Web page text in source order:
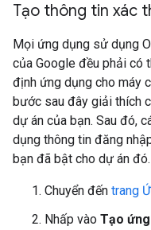
Tạo thông tin xác
Mọi ứng dụng sử dụng
của Google đều phải có
định ứng dụng cho máy
bước sau đây giải thích
dự án của bạn. Sau đó,
dụng thông tin đăng
bạn đã bật cho dự án đó.
Chuyển đến trang
Nhấp vào Tạo